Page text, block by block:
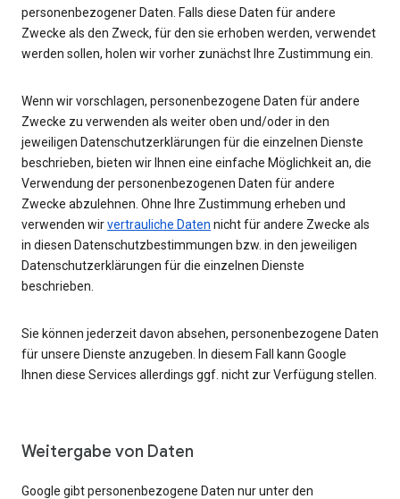
personenbezogener Daten. Falls diese Daten für andere
Zwecke als den Zweck, für den sie erhoben werden, verwendet
werden sollen, holen wir vorher zunächst Ihre Zustimmung ein.
Wenn wir vorschlagen, personenbezogene Daten für andere
Zwecke zu verwenden als weiter oben und/oder in den
jeweiligen Datenschutzerklärungen für die einzelnen Dienste
beschrieben, bieten wir Ihnen eine einfache Möglichkeit an, die
Verwendung der personenbezogenen Daten für andere
Zwecke abzulehnen. Ohne Ihre Zustimmung erheben und
verwenden wirvertrauliche Daten nicht für andere Zwecke als
in diesen Datenschutzbestimmungen bzw. in den jeweiligen
Datenschutzerklärungen für die einzelnen Dienste
beschrieben.
Sie können jederzeit davon absehen, personenbezogene Daten
für unsere Dienste anzugeben. In diesem Fall kann Google
Ihnen diese Services allerdings ggf. nicht zur Verfügung stellen.
Weitergabe von Daten
Google gibt personenbezogene Daten nur unter den